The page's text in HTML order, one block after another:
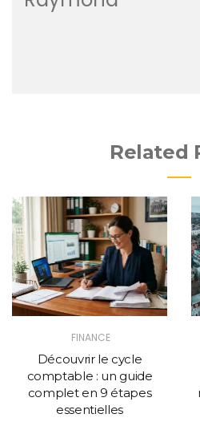
Related
FINANCE
Découvrir le cycle
comptable : un guide
complet en 9 étapes
essentielles